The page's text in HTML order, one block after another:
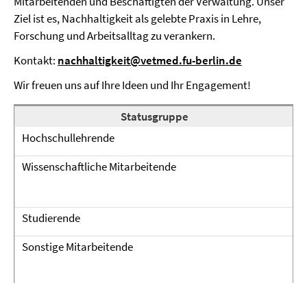
Ziel ist es, Nachhaltigkeit als gelebte Praxis in Lehre,
Forschung und Arbeitsalltag zu verankern.
Kontakt: nachhaltigkeit@vetmed.fu-berlin.de
Wir freuen uns auf Ihre Ideen und Ihr Engagement!
Statusgruppe
Hochschullehrende
Wissenschaftliche Mitarbeitende
Studierende
Sonstige Mitarbeitende